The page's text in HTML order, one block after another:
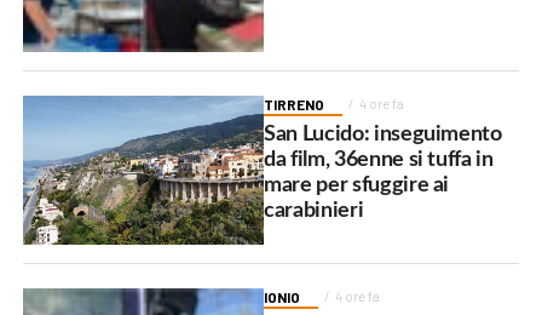
TIRRENO 4 ore fa
San Lucido: inseguimento
da film, 36enne si tuffa in
mare per sfuggire ai
carabinieri
IONIO 4 ore fa